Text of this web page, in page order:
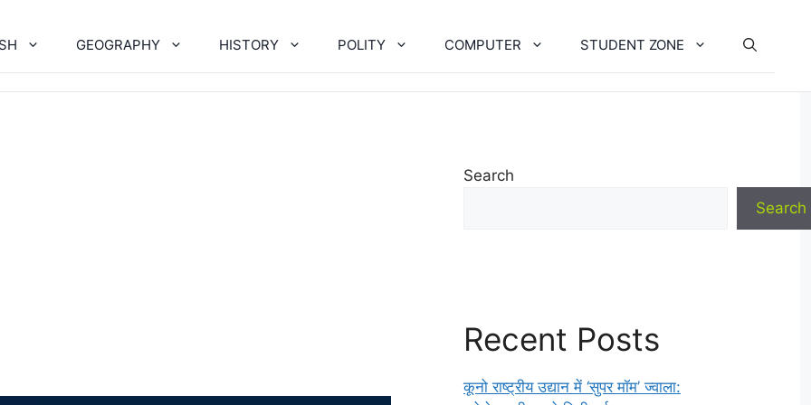
GEOGRAPHY HISTORY POLITY COMPUTER STUDENT ZONE
Search
Search
Recent Posts
कूनो राष्ट्रीय उद्यान में ‘सुपर मॉम’ ज्वाला: